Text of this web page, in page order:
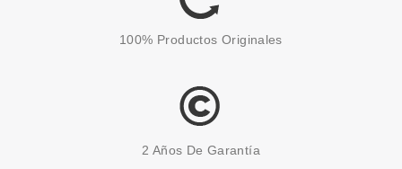
100% Productos Originales
2 Años De Garantía